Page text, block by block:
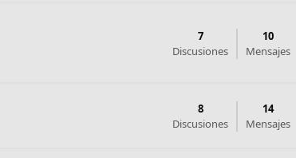
7
Discusiones
10
Mensajes
8
Discusiones
14
Mensajes